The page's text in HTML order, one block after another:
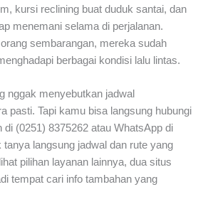
kursi reclining buat duduk santai, dan
menemani selama di perjalanan.
sembarangan, mereka sudah
berbagai kondisi lalu lintas.
nggak menyebutkan jadwal
pasti. Tapi kamu bisa langsung hubungi
di (0251) 8375262 atau WhatsApp di
tanya langsung jadwal dan rute yang
pilihan layanan lainnya, dua situs
tempat cari info tambahan yang